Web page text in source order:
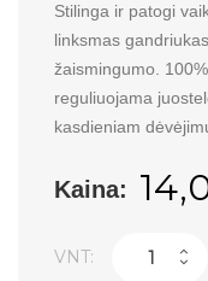
Stilinga ir patogi
linksmas
žaismingumo.
reguliuojama
kasdieniam
Kaina:
VNT: